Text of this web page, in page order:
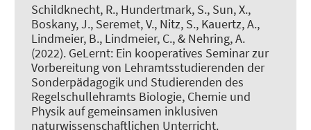
Schildknecht, R., Hundertmark, S., Sun, X.,
Boskany, J., Seremet, V., Nitz, S., Kauertz, A.,
Lindmeier, B., Lindmeier, C., & Nehring, A.
(2022). GeLernt: Ein kooperatives Seminar zur
Vorbereitung von Lehramtsstudierenden der
Sonderpädagogik und Studierenden des
Regelschullehramts Biologie, Chemie und
Physik auf gemeinsamen inklusiven
naturwissenschaftlichen Unterricht.